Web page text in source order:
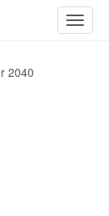
ein-/
2040